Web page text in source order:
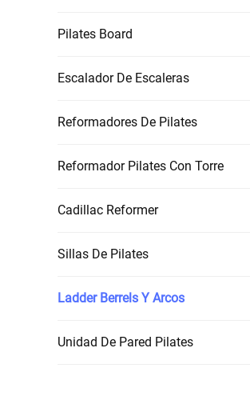
Pilates Board
Escalador De Escaleras
Reformadores De Pilates
Reformador Pilates Con Torre
Cadillac Reformer
Sillas De Pilates
Ladder Berrels Y Arcos
Unidad De Pared Pilates